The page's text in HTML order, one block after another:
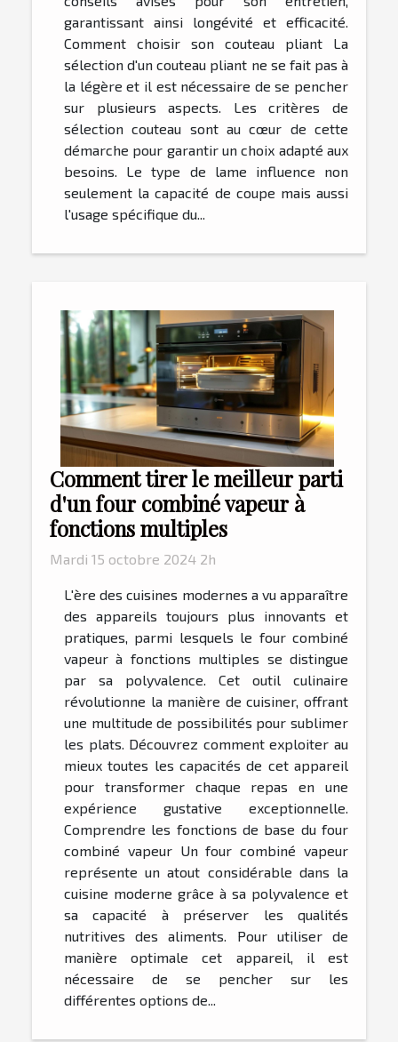
garantissant ainsi longévité et efficacité.
Comment choisir son couteau pliant La
sélection d'un couteau pliant ne se fait pas à
la légère et il est nécessaire de se pencher
sur plusieurs aspects. Les critères de
sélection couteau sont au cœur de cette
démarche pour garantir un choix adapté aux
besoins. Le type de lame influence non
seulement la capacité de coupe mais aussi
l'usage spécifique du...
Comment tirer le meilleur parti
d'un four combiné vapeur à
fonctions multiples
Mardi 15 octobre 2024 2h
L'ère des cuisines modernes a vu apparaître
des appareils toujours plus innovants et
pratiques, parmi lesquels le four combiné
vapeur à fonctions multiples se distingue
par sa polyvalence. Cet outil culinaire
révolutionne la manière de cuisiner, offrant
une multitude de possibilités pour sublimer
les plats. Découvrez comment exploiter au
mieux toutes les capacités de cet appareil
pour transformer chaque repas en une
expérience gustative exceptionnelle.
Comprendre les fonctions de base du four
combiné vapeur Un four combiné vapeur
représente un atout considérable dans la
cuisine moderne grâce à sa polyvalence et
sa capacité à préserver les qualités
nutritives des aliments. Pour utiliser de
manière optimale cet appareil, il est
nécessaire de se pencher sur les
différentes options de...